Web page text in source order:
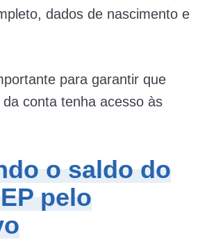
dados de nascimento e
para garantir que
conta tenha acesso às
o saldo do
pelo